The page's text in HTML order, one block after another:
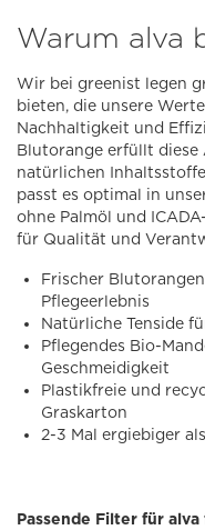
Warum alva
Wir bei greenist legen
bieten, die unsere
Nachhaltigkeit und
Blutorange erfüllt diese
natürlichen
passt es optimal in
ohne Palmöl und
für Qualität und
Frischer
Pflegeerlebnis
Natürliche Tenside
Pflegendes Bio-
Geschmeidigkeit
Plastikfreie und
Graskarton
2-3 Mal ergiebiger
Passende Filter für